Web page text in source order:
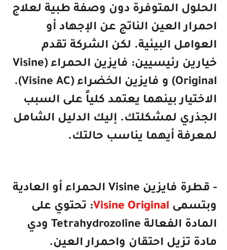
المتوفرة دون وصفة طبية لعلاج
العين الناتج عن الإجهاد أو
البيئية. لكن الشركة تقدم
خيارين رئيسيين: فايزين الحمراء (Visine
Original) و فايزين الخضراء (Visine AC).
بينهما يعتمد كلياً على السبب
لمشكلتك. إليك الدليل الشامل
أيهما يناسب حالتك.
- قطرة فايزين Visine الحمراء أو العادية
Visine Original: تحتوي على
المادة الفعالة Tetrahydrozoline ودي
تزيل احتقان واحمرار العين.